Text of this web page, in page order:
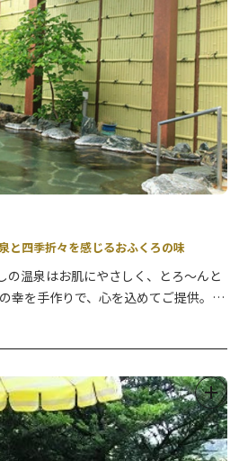
四季折々を感じるおふくろの味
の温泉はお肌にやさしく、とろ～んと
幸を手作りで、心を込めてご提供。名